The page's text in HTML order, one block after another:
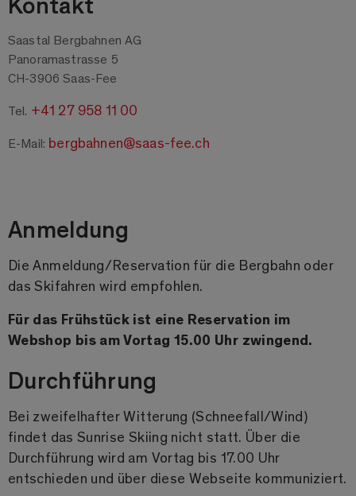
Saastal Bergbahnen AG
Panoramastrasse 5
CH-3906 Saas-Fee
Tel. +41 27 958 11 00
E-Mail: bergbahnen@saas-fee.ch
Anmeldung
Die Anmeldung/Reservation für die Bergbahn oder
das Skifahren wird empfohlen.
Für das Frühstück ist eine Reservation im
Webshop bis am Vortag 15.00 Uhr zwingend.
Durchführung
Bei zweifelhafter Witterung (Schneefall/Wind)
findet das Sunrise Skiing nicht statt. Über die
Durchführung wird am Vortag bis 17.00 Uhr
entschieden und über diese Webseite kommuniziert.